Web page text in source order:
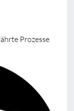
Prozesse